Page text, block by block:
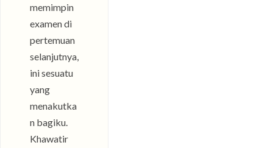
memimpin
examen di
pertemuan
selanjutnya,
ini sesuatu
yang
menakutka
n bagiku.
Khawatir